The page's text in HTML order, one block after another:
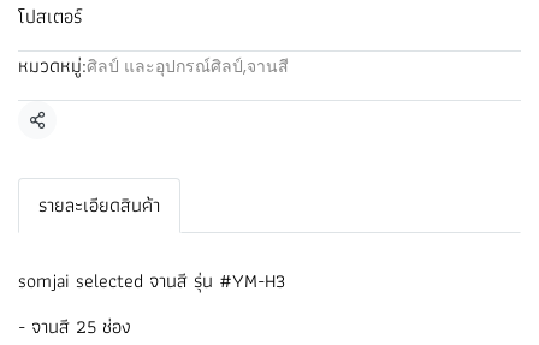
โปสเตอร์
หมวดหมู่:ศิลป์ และอุปกรณ์ศิลป์,จานสี
แชร์
รายละเอียดสินค้า
somjai selected จานสี รุ่น #YM-H3
- จานสี 25 ช่อง